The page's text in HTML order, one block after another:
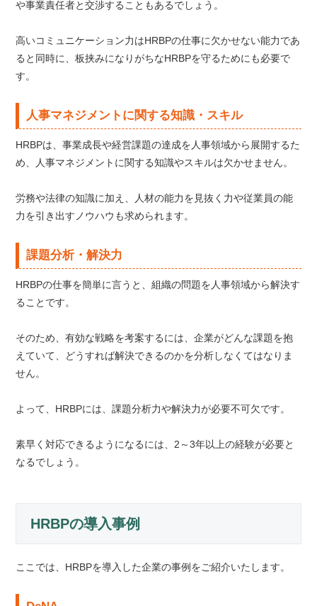
や事業責任者と交渉することもあるでしょう。
高いコミュニケーション力はHRBPの仕事に欠かせない能力であ
ると同時に、板挟みになりがちなHRBPを守るためにも必要で
す。
人事マネジメントに関する知識・スキル
HRBPは、事業成長や経営課題の達成を人事領域から展開するた
め、人事マネジメントに関する知識やスキルは欠かせません。
労務や法律の知識に加え、人材の能力を見抜く力や従業員の能
力を引き出すノウハウも求められます。
課題分析・解決力
HRBPの仕事を簡単に言うと、組織の問題を人事領域から解決す
ることです。
そのため、有効な戦略を考案するには、企業がどんな課題を抱
えていて、どうすれば解決できるのかを分析しなくてはなりま
せん。
よって、HRBPには、課題分析力や解決力が必要不可欠です。
素早く対応できるようになるには、2～3年以上の経験が必要と
なるでしょう。
HRBPの導入事例
ここでは、HRBPを導入した企業の事例をご紹介いたします。